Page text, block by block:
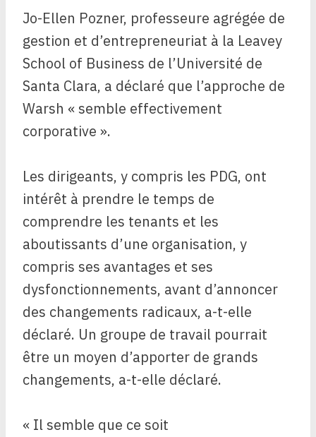
Jo-Ellen Pozner, professeure agrégée de
gestion et d’entrepreneuriat à la Leavey
School of Business de l’Université de
Santa Clara, a déclaré que l’approche de
Warsh « semble effectivement
corporative ».
Les dirigeants, y compris les PDG, ont
intérêt à prendre le temps de
comprendre les tenants et les
aboutissants d’une organisation, y
compris ses avantages et ses
dysfonctionnements, avant d’annoncer
des changements radicaux, a-t-elle
déclaré. Un groupe de travail pourrait
être un moyen d’apporter de grands
changements, a-t-elle déclaré.
« Il semble que ce soit